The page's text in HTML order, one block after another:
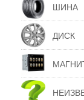
ШИНА
ДИСК